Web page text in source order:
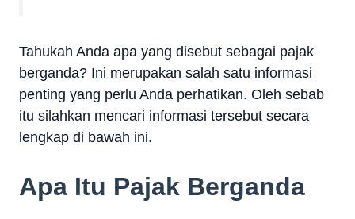
Tahukah Anda apa yang disebut sebagai pajak
berganda? Ini merupakan salah satu informasi
penting yang perlu Anda perhatikan. Oleh sebab
itu silahkan mencari informasi tersebut secara
lengkap di bawah ini.
Apa Itu Pajak Berganda